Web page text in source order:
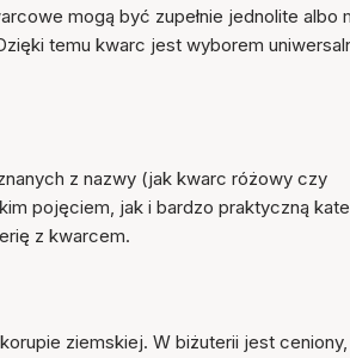
mogą być zupełnie jednolite albo
temu kwarc jest wyborem
z nazwy (jak kwarc różowy czy
pojęciem, jak i bardzo praktyczną
z kwarcem.
ziemskiej. W biżuterii jest ceniony,